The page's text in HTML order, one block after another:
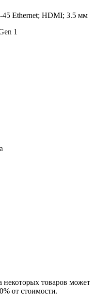
45 Ethernet; HDMI; 3.5 мм
1
некоторых товаров может
от стоимости.